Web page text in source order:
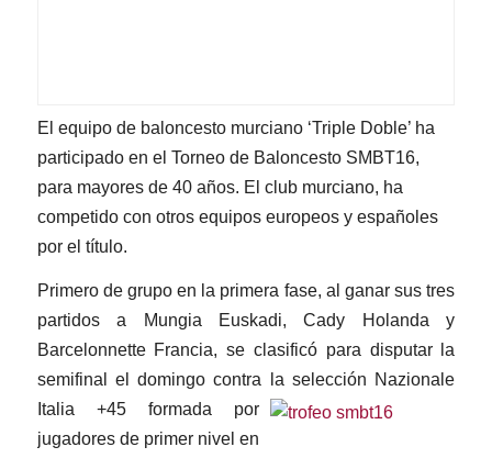
El equipo de baloncesto murciano ‘Triple Doble’ ha
participado en el Torneo de Baloncesto SMBT16,
para mayores de 40 años. El club murciano, ha
competido con otros equipos europeos y españoles
por el título.
Primero de grupo en la primera fase, al ganar sus tres
partidos a Mungia Euskadi, Cady Holanda y
Barcelonnette Francia, se clasificó para disputar la
semifinal el domingo contra la selección Nazionale
Italia +45 formada por
jugadores de primer nivel en